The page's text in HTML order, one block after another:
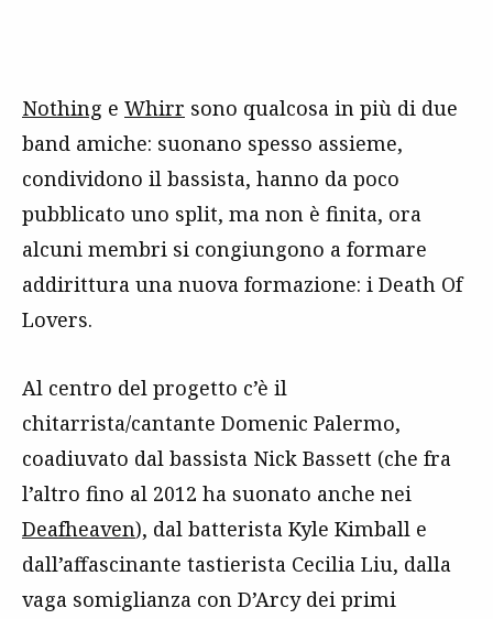
Nothing e Whirr sono qualcosa in più di due
band amiche: suonano spesso assieme,
condividono il bassista, hanno da poco
pubblicato uno split, ma non è finita, ora
alcuni membri si congiungono a formare
addirittura una nuova formazione: i Death Of
Lovers.
Al centro del progetto c’è il
chitarrista/cantante Domenic Palermo,
coadiuvato dal bassista Nick Bassett (che fra
l’altro fino al 2012 ha suonato anche nei
Deafheaven), dal batterista Kyle Kimball e
dall’affascinante tastierista Cecilia Liu, dalla
vaga somiglianza con D’Arcy dei primi